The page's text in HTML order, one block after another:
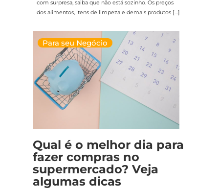
com surpresa, saiba que não está sozinho. Os preços
dos alimentos, itens de limpeza e demais produtos […]
Para seu Negócio
Qual é o melhor dia para
fazer compras no
supermercado? Veja
algumas dicas